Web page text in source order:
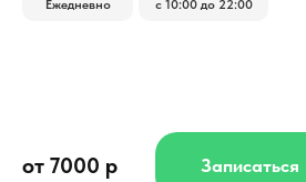
от 7000 р
Ежедневно с 10:00 до 22:00
Записаться